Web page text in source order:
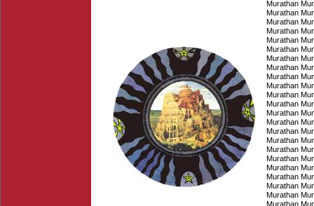
Murathan
Murathan
Murathan
Murathan
Murathan
Murathan
Murathan
Murathan
Murathan
Murathan
Murathan
Murathan
Murathan
Murathan
Murathan
Murathan
Murathan
Murathan
Murathan
Murathan
Murathan
Murathan
Murathan